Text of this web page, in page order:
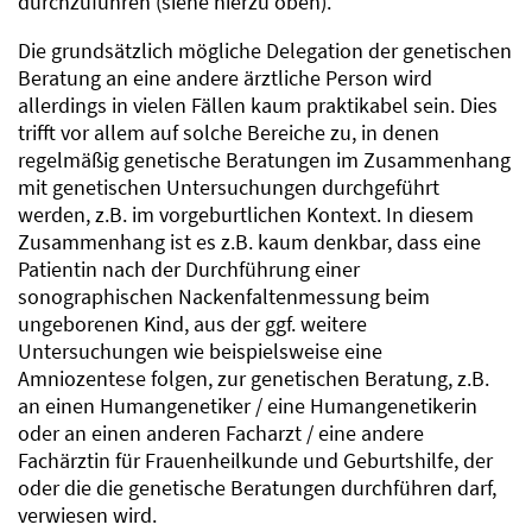
Die grundsätzlich mögliche Delegation der genetischen
Beratung an eine andere ärztliche Person wird
allerdings in vielen Fällen kaum praktikabel sein. Dies
trifft vor allem auf solche Bereiche zu, in denen
regelmäßig genetische Beratungen im Zusammenhang
mit genetischen Untersuchungen durchgeführt
werden, z.B. im vorgeburtlichen Kontext. In diesem
Zusammenhang ist es z.B. kaum denkbar, dass eine
Patientin nach der Durchführung einer
sonographischen Nackenfaltenmessung beim
ungeborenen Kind, aus der ggf. weitere
Untersuchungen wie beispielsweise eine
Amniozentese folgen, zur genetischen Beratung, z.B.
an einen Humangenetiker / eine Humangenetikerin
oder an einen anderen Facharzt / eine andere
Fachärztin für Frauenheilkunde und Geburtshilfe, der
oder die die genetische Beratungen durchführen darf,
verwiesen wird.